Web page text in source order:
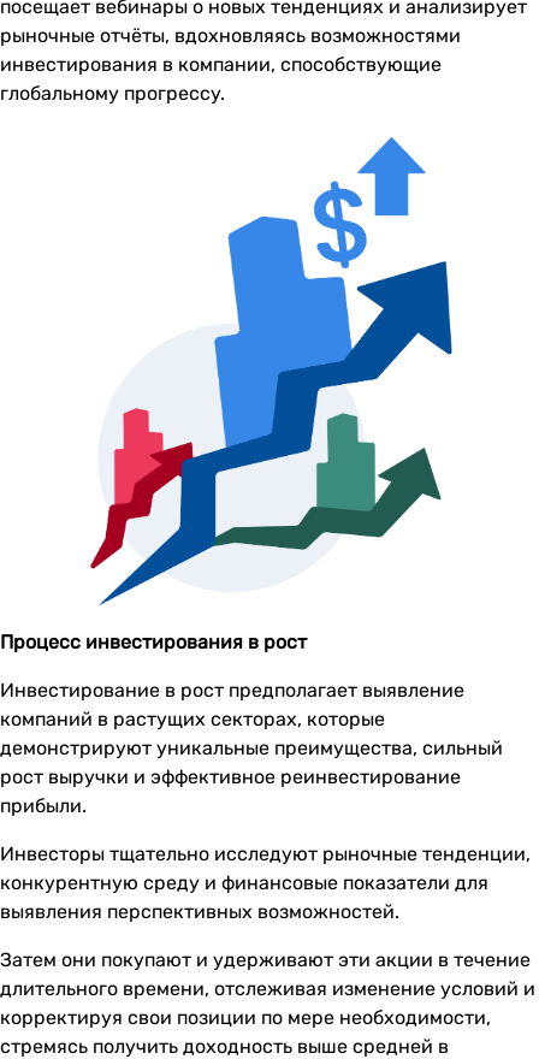
посещает вебинары о новых тенденциях и анализирует
рыночные отчёты, вдохновляясь возможностями
инвестирования в компании, способствующие
глобальному прогрессу.
Процесс инвестирования в рост
Инвестирование в рост предполагает выявление
компаний в растущих секторах, которые
демонстрируют уникальные преимущества, сильный
рост выручки и эффективное реинвестирование
прибыли.
Инвесторы тщательно исследуют рыночные тенденции,
конкурентную среду и финансовые показатели для
выявления перспективных возможностей.
Затем они покупают и удерживают эти акции в течение
длительного времени, отслеживая изменение условий и
корректируя свои позиции по мере необходимости,
стремясь получить доходность выше средней в